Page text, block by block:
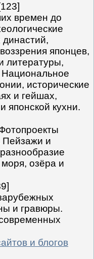
[123]
времен до
династий,
японцев,
литературы,
Национальное
исторические
и гейшах,
японской кухни.
Пейзажи и
озёра и
и гравюры.
и блогов